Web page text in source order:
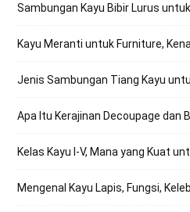
Sambungan Kayu Bibir Lurus
Kayu Meranti untuk Furniture,
Jenis Sambungan Tiang Kayu
Apa Itu Kerajinan Decoupage dan
Kelas Kayu I-V, Mana yang Kuat
Mengenal Kayu Lapis, Fungsi,